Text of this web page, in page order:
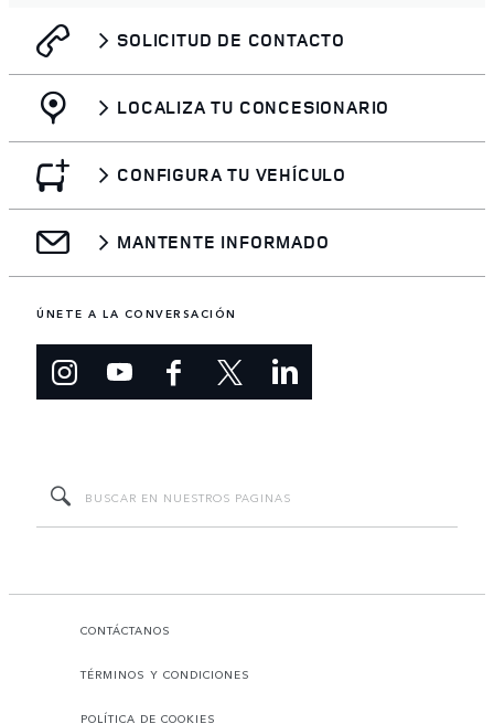
SOLICITUD DE CONTACTO
LOCALIZA TU CONCESIONARIO
CONFIGURA TU VEHÍCULO
MANTENTE INFORMADO
ÚNETE A LA CONVERSACIÓN
CONTÁCTANOS
TÉRMINOS Y CONDICIONES
POLÍTICA DE COOKIES